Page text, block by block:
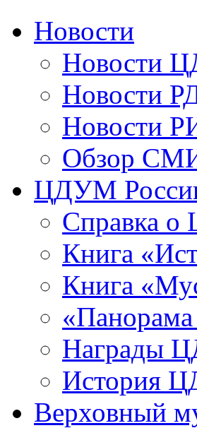
Новости
Новости
Новости
Новости
Обзор
ЦДУМ
Справка
Книга
Книга
Награды
История
Верховный